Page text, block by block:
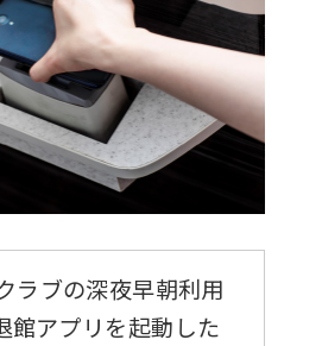
ラブの深夜早朝利用
館アプリを起動した